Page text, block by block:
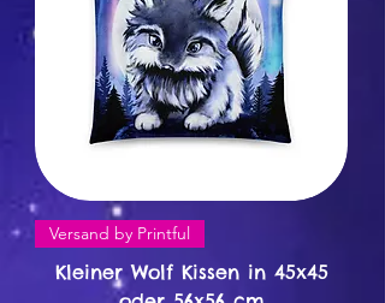
Versand by Printful
Kleiner Wolf Kissen in 45x45